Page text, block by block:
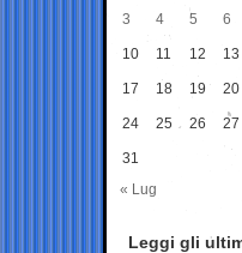
3 4 5 6
10 11 12 13
17 18 19 20
24 25 26 27
31
« Lug
Leggi gli